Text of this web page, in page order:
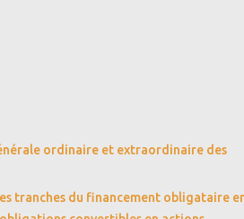
ordinaire et extraordinaire des
tranches du financement obligataire